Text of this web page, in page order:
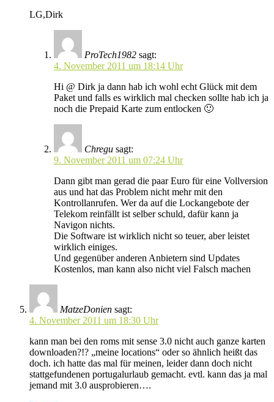
LG,Dirk
ProTech1982 sagt:
4. November 2011 um 18:14 Uhr
Hi @ Dirk ja dann hab ich wohl echt Glück mit dem
Paket und falls es wirklich mal checken sollte hab ich ja
noch die Prepaid Karte zum entlocken 🙂
Chregu sagt:
9. November 2011 um 07:24 Uhr
Dann gibt man gerad die paar Euro für eine Vollversion
aus und hat das Problem nicht mehr mit den
Kontrollanrufen. Wer da auf die Lockangebote der
Telekom reinfällt ist selber schuld, dafür kann ja
Navigon nichts.
Die Software ist wirklich nicht so teuer, aber leistet
wirklich einiges.
Und gegenüber anderen Anbietern sind Updates
Kostenlos, man kann also nicht viel Falsch machen
MatzeDonien sagt:
4. November 2011 um 18:30 Uhr
kann man bei den roms mit sense 3.0 nicht auch ganze karten
downloaden?!? „meine locations“ oder so ähnlich heißt das
doch. ich hatte das mal für meinen, leider dann doch nicht
stattgefundenen portugalurlaub gemacht. evtl. kann das ja mal
jemand mit 3.0 ausprobieren….